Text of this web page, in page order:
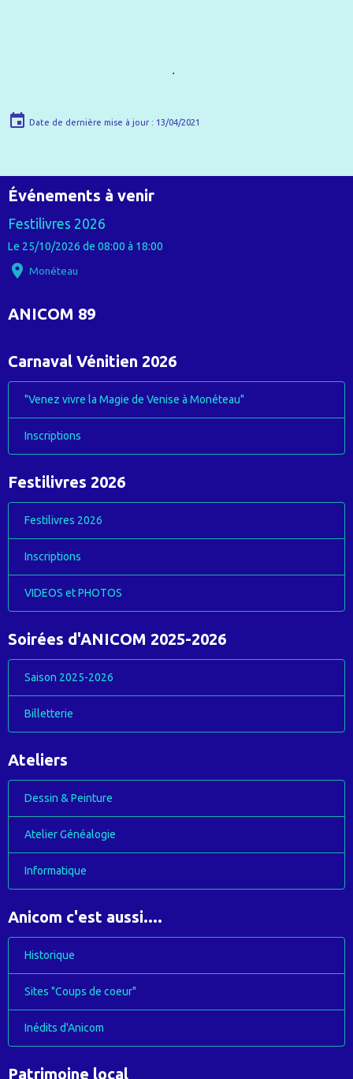
.
Date de dernière mise à jour : 13/04/2021
Événements à venir
Festilivres 2026
Le 25/10/2026 de 08:00 à 18:00
Monéteau
ANICOM 89
Carnaval Vénitien 2026
"Venez vivre la Magie de Venise à Monéteau"
Inscriptions
Festilivres 2026
Festilivres 2026
Inscriptions
VIDEOS et PHOTOS
Soirées d'ANICOM 2025-2026
Saison 2025-2026
Billetterie
Ateliers
Dessin & Peinture
Atelier Généalogie
Informatique
Anicom c'est aussi....
Historique
Sites "Coups de coeur"
Inédits d'Anicom
Patrimoine local